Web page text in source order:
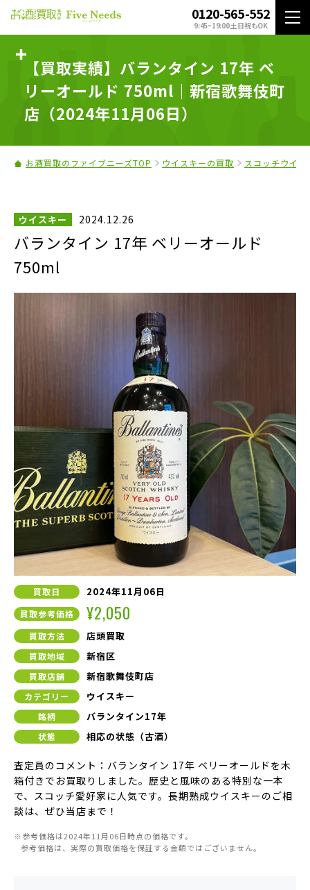
0120-565-552
9:45~19:00 土日祝もOK
【買取実績】バランタイン 17年 ベ
リーオールド 750ml｜新宿歌舞伎町
店（2024年11月06日）
お酒買取のファイブニーズTOP ウイスキーの買取 スコッチウイ
ウイスキー 2024.12.26
バランタイン 17年 ベリーオールド
750ml
買取日 2024年11月06日
買取参考価格 ¥2,050
買取方法 店頭買取
買取地域 新宿区
買取店舗 新宿歌舞伎町店
カテゴリー ウイスキー
銘柄 バランタイン17年
状態 相応の状態（古酒）
査定員のコメント：バランタイン 17年 ベリーオールドを木
箱付きでお買取りしました。歴史と風味のある特別な一本
で、スコッチ愛好家に人気です。長期熟成ウイスキーのご相
談は、ぜひ当店まで！
※参考価格は2024年11月06日時点の価格です。
参考価格は、実際の買取価格を保証する金額ではございません。